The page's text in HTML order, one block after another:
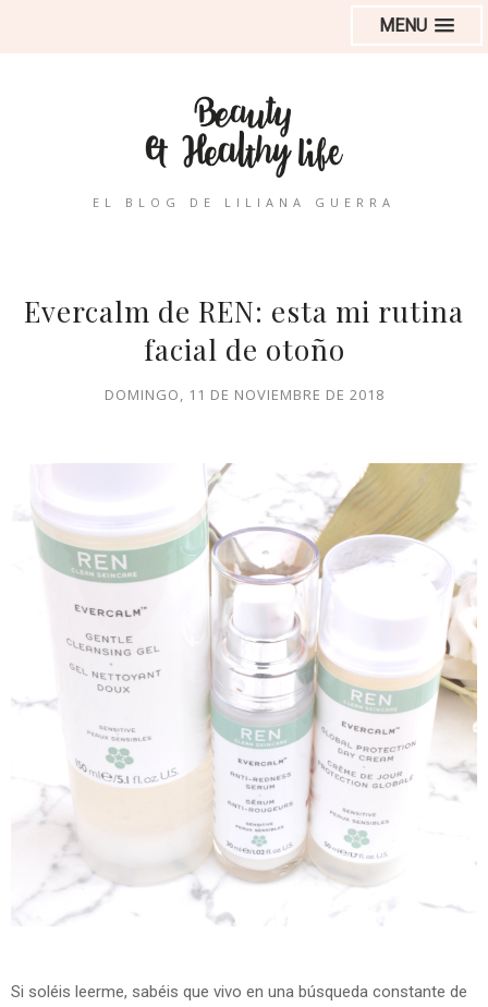
MENU
EL BLOG DE LILIANA GUERRA
Evercalm de REN: esta mi rutina
facial de otoño
DOMINGO, 11 DE NOVIEMBRE DE 2018
Si soléis leerme, sabéis que vivo en una búsqueda constante de